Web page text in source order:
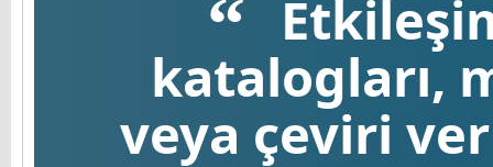
katalogları,
veya çeviri